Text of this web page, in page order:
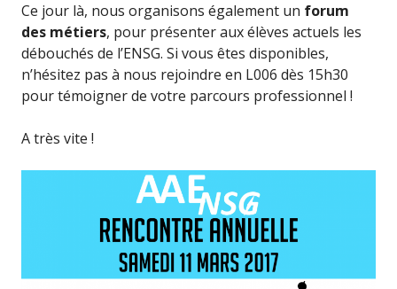
Ce jour là, nous organisons également un forum
des métiers, pour présenter aux élèves actuels les
débouchés de l’ENSG. Si vous êtes disponibles,
n’hésitez pas à nous rejoindre en L006 dès 15h30
pour témoigner de votre parcours professionnel !
A très vite !